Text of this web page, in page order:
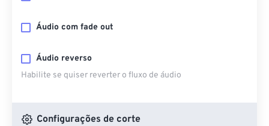
Áudio com fade out
Áudio reverso
Habilite se quiser reverter o fluxo de áudio
Configurações de corte